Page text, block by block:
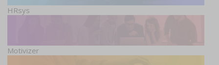
HRsys
Motivizer